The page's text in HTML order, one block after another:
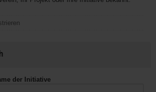
der Initiative